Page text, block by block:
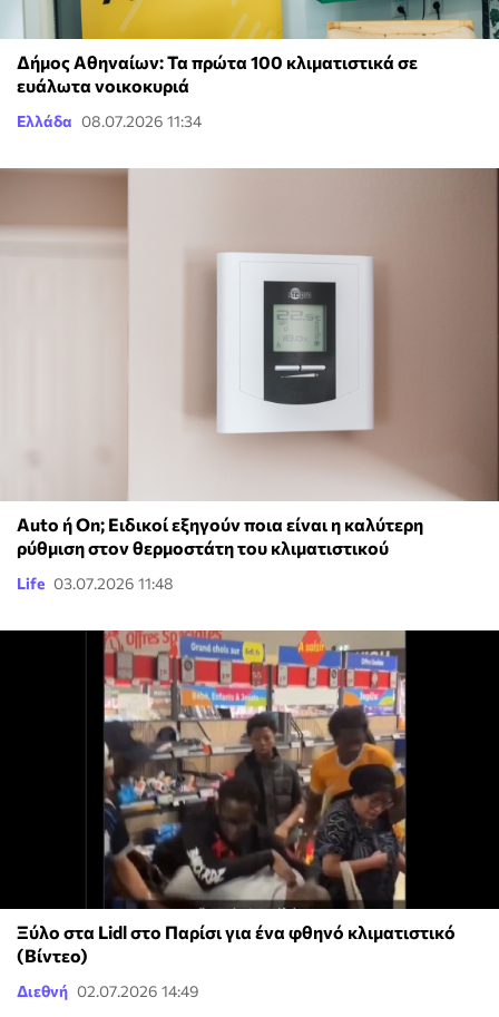
Δήμος Αθηναίων: Τα πρώτα 100 κλιματιστικά σε
ευάλωτα νοικοκυριά
Ελλάδα 08.07.2026 11:34
Auto ή On; Ειδικοί εξηγούν ποια είναι η καλύτερη
ρύθμιση στον θερμοστάτη του κλιματιστικού
Life 03.07.2026 11:48
Ξύλο στα Lidl στο Παρίσι για ένα φθηνό κλιματιστικό
(Βίντεο)
Διεθνή 02.07.2026 14:49